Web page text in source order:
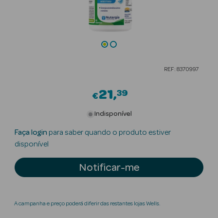
Beauty Season
Beauty Season
Beauty Season
REF: 8370997
€21 39
Indisponível
Faça login para saber quando o produto estiver
disponível
Notificar-me
A campanha e preço poderá diferir das restantes lojas Wells.